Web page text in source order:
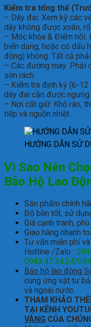
Kiểm tra tổng thể
– Dây đai: Xem kỹ các
dây không được xoắn,
– Móc khóa & Điểm nối:
biến dạng, hoặc có dấu
động) không. Tất cả
– Các đường may: Phải
sờn rách.
– Kiểm tra định kỳ (6-12
dây đai cần được
– Nơi cất giữ: Khô ráo,
tiếp và nguồn nhiệt.
HƯỚNG DẪN SỬ
Vì Sao Nên
Bảo Hộ Lao
Sản phẩm chính
Độ bền tốt, sử
Giá cạnh tranh,
Giao hàng nhanh
Tư vấn miễn phí
Hotline /Zalo :
0943.47.24.24/
Bảo hộ lao động
cung ứng vật tư
và ngoài nước.
THAM KHẢO
TẠI KÊNH
VÀNG CỦA